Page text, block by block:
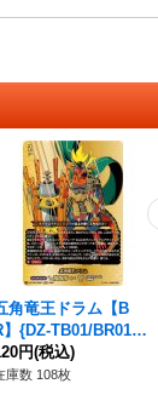
角竜王ドラム【B
】{DZ-TB01/BR01}
バディファイト》
円(税込)
庫数 108枚